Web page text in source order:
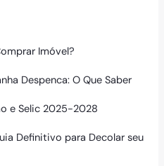
Imóvel?
Despenca: O Que Saber
e Selic 2025-2028
Definitivo para Decolar seu